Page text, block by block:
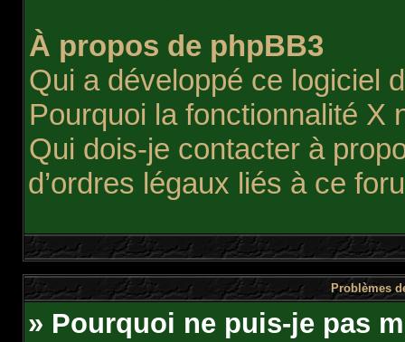
À propos de phpBB3
Qui a développé ce logiciel
Pourquoi la fonctionnalité X
Qui dois-je contacter à
d’ordres légaux liés à ce
Problèmes
» Pourquoi ne puis-je pas